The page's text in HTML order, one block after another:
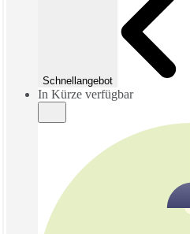
Schnellangebot
In Kürze verfügbar